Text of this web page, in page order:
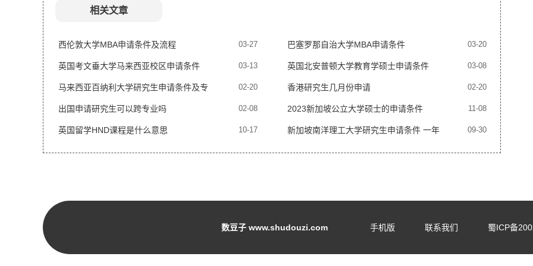
相关文章
西伦敦大学MBA申请条件及流程 03-27 巴塞罗那自治大学MBA申请条件 03-20
英国考文垂大学马来西亚校区申请条件 03-13 英国北安普顿大学教育学硕士申请条件 03-08
马来西亚百纳利大学研究生申请条件及专
业要求
02-20 香港研究生几月份申请 02-20
出国申请研究生可以跨专业吗 02-08 2023新加坡公立大学硕士的申请条件 11-08
英国留学HND课程是什么意思 10-17 新加坡南洋理工大学研究生申请条件 一年
费用多少钱
09-30
数豆子 www.shudouzi.com 手机版 联系我们 蜀ICP备